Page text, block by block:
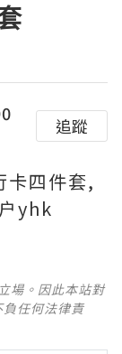
追蹤
四件套,
yhk
場。因此本站對
任何法律責